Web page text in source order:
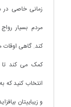
زمانی خاصی در
مردم بسیار
کند. گاهی اوقات
کمک می کند تا
انتخاب کنید که
و زیباییتان